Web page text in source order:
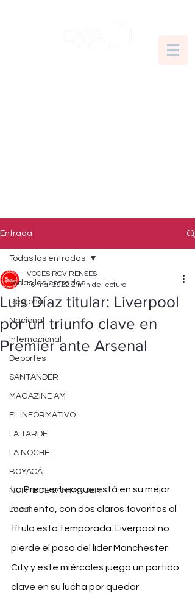
Entrada
Todas las entradas
Regional
Nacional
Internacional
Deportes
SANTANDER
MAGAZINE AM
EL INFORMATIVO
LA TARDE
LA NOCHE
BOYACÁ
NORTE DE SANTANDER
Local
Todas las entradas
Luis Díaz titular: Liverpool
por un triunfo clave en
Premier ante Arsenal
VOCES ROVIRENSES
16 mar 2022 2 min de lectura
La Premier League está en su mejor
momento, con dos claros favoritos al
título esta temporada. Liverpool no
pierde el paso del líder Manchester
City y este miércoles juega un partido
clave en su lucha por quedar